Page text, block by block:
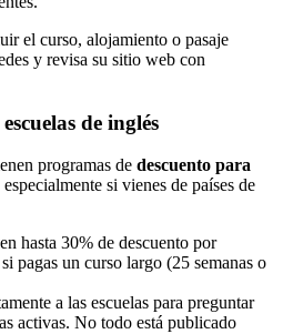
el curso, alojamiento o pasaje
y revisa su sitio web con
de inglés
programas de descuento para
especialmente si vienes de países de
hasta 30% de descuento por
pagas un curso largo (25 semanas o
a las escuelas para preguntar
activas. No todo está publicado